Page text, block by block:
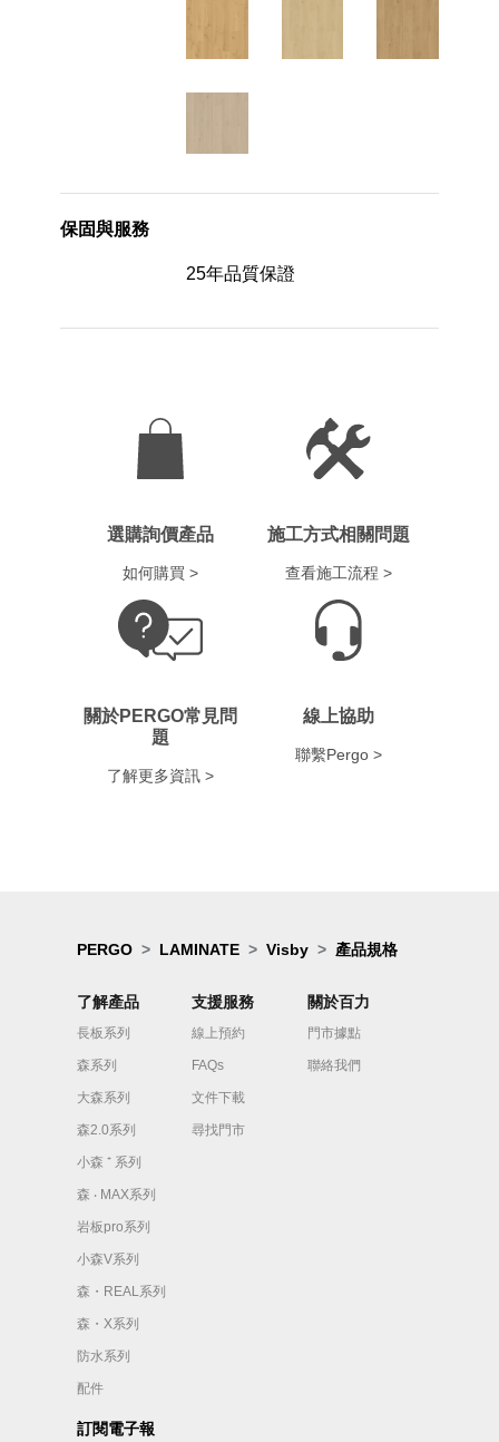
保固與服務
25年品質保證
選購詢價產品
如何購買 >
施工方式相關問題
查看施工流程 >
關於PERGO常見問
題
了解更多資訊 >
線上協助
聯繫Pergo >
PERGO LAMINATE Visby 產品規格
了解產品
長板系列
森系列
大森系列
森2.0系列
小森 ⁺ 系列
森 ‧ MAX系列
岩板pro系列
小森V系列
森・REAL系列
森・X系列
防水系列
配件
支援服務
線上預約
FAQs
文件下載
尋找門市
關於百力
門市據點
聯絡我們
訂閱電子報